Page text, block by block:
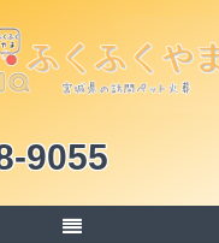
9055